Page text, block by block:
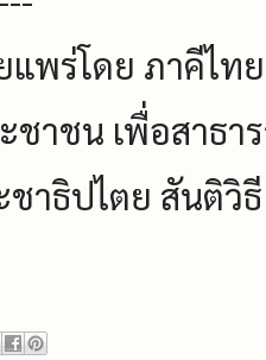
แพร่โดย ภาคีไ
าชน เพื่อสาธา
าธิปไตย สันติวิ